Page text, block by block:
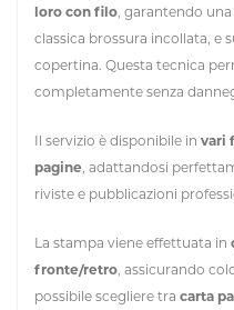
loro con filo , garantendo
classica brossura incollata, e
copertina. Questa tecnica
completamente senza
Il servizio è disponibile in vari
pagine , adattandosi
riviste e pubblicazioni
La stampa viene effettuata in
fronte/retro , assicurando
possibile scegliere tra carta